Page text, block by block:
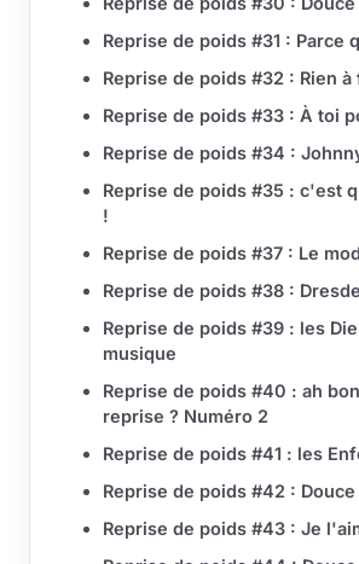
Reprise de poids #31 : Parce
Reprise de poids #32 : Rien à
Reprise de poids #33 : À toi
Reprise de poids #34 :
Reprise de poids #35 : c'est
!
Reprise de poids #37 : Le
Reprise de poids #38 :
Reprise de poids #39 : les
musique
Reprise de poids #40 : ah
reprise ? Numéro 2
Reprise de poids #41 : les
Reprise de poids #42 :
Reprise de poids #43 : Je